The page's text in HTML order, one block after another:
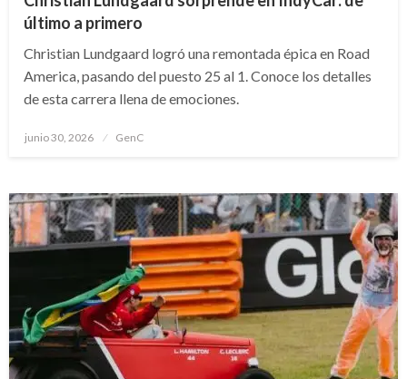
último a primero
Christian Lundgaard logró una remontada épica en Road
America, pasando del puesto 25 al 1. Conoce los detalles
de esta carrera llena de emociones.
Publicado
junio 30, 2026 GenC